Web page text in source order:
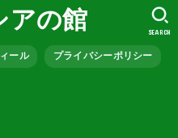
アの館
ール プライバシーポリシー
SEARCH